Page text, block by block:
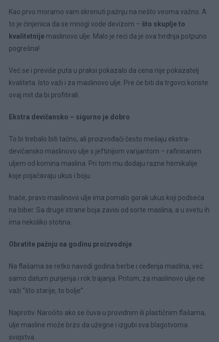
Kao prvo moramo vam skrenuti pažnju na nešto veoma važno. A
to je činjenica da se mnogi vode devizom – što skuplje to
kvalitetnije maslinovo ulje. Malo je reći da je ova tvrdnja potpuno
pogrešna!
Već se i previše puta u praksi pokazalo da cena nije pokazatelj
kvaliteta. Isto važi i za maslinovo ulje. Pre će biti da trgovci koriste
ovaj mit da bi profitirali.
Ekstra devičansko – sigurno je dobro
To bi trebalo biti tačno, ali proizvođači često mešaju ekstra-
devičansko maslinovo ulje s jeftinijom varijantom – rafinisanim
uljem od komina maslina. Pri tom mu dodaju razne hemikalije
koje pojačavaju ukus i boju.
Inače, pravo maslinovo ulje ima pomalo gorak ukus koji podseća
na biber. Sa druge strane boja zavisi od sorte maslina, a u svetu ih
ima nekoliko stotina.
Obratite pažnju na godinu proizvodnje
Na flašama se retko navodi godina berbe i ceđenja maslina, već
samo datum punjenja i rok trajanja. Pritom, za maslinovo ulje ne
važi “što starije, to bolje”.
Naprotiv. Naročito ako se čuva u providnim ili plastičnim flašama,
ulje masline može brzo da užegne i izgubi sva blagotvorna
svojstva.